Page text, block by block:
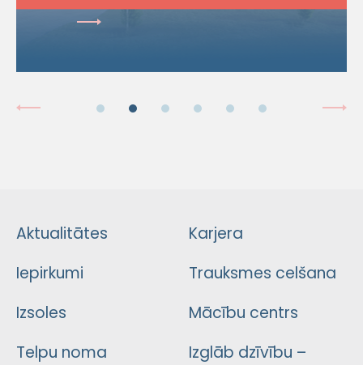
Aktualitātes
Iepirkumi
Izsoles
Telpu noma
Karjera
Trauksmes celšana
Mācību centrs
Izglāb dzīvību –